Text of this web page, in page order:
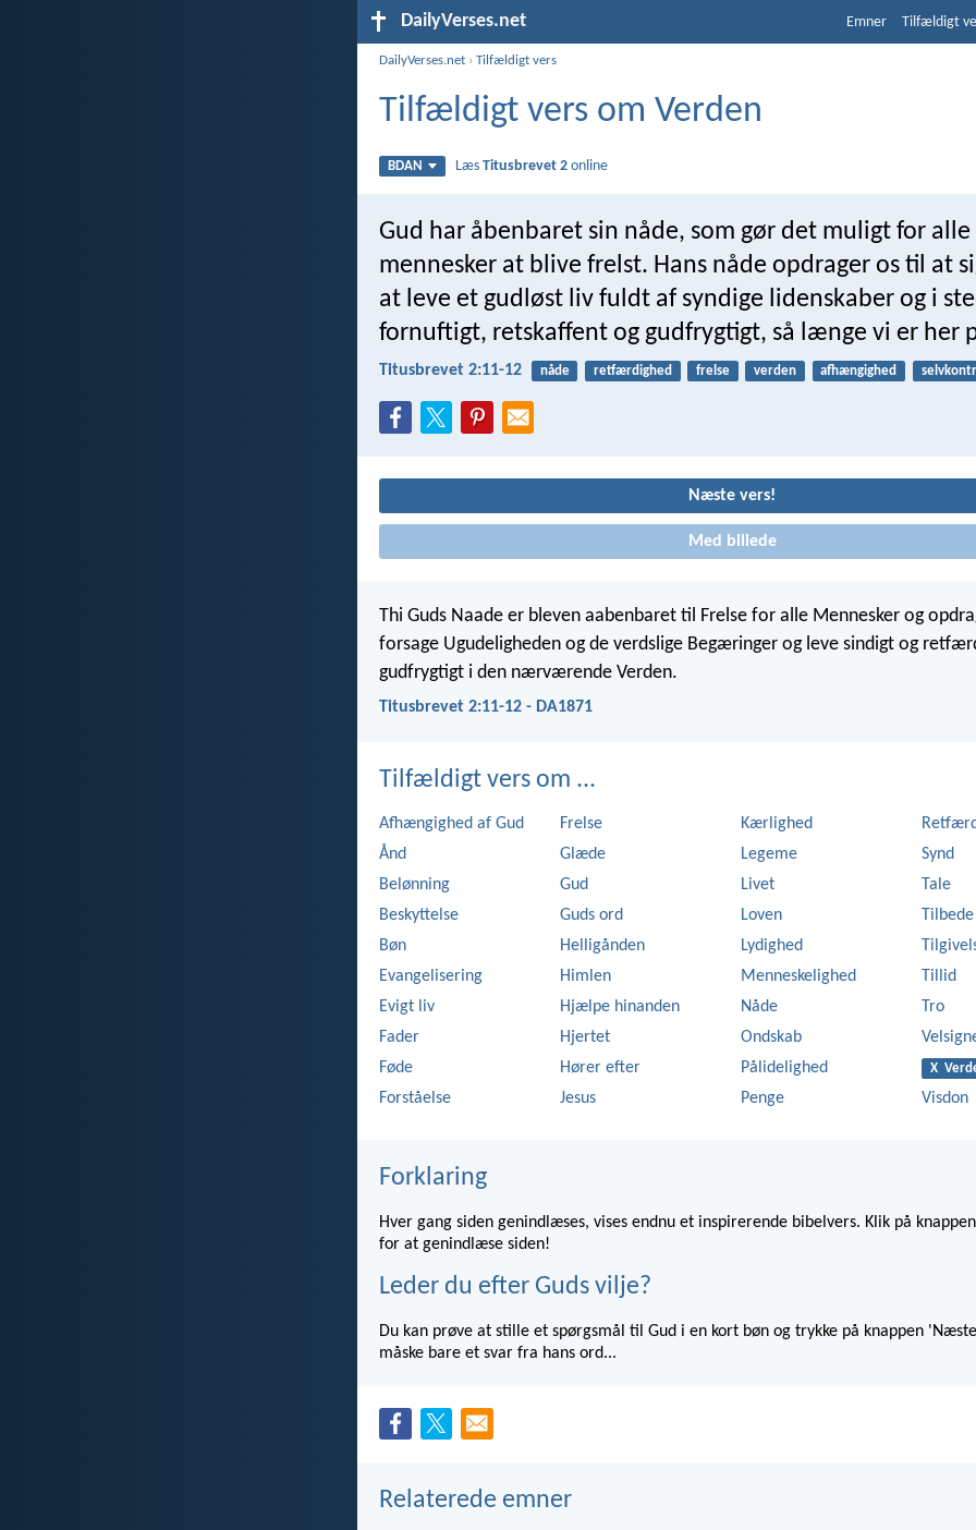
DailyVerses.net Emner Tilfældigt
DailyVerses.net ›Tilfældigt vers
Tilfældigt vers om Verden
BDAN LæsTitusbrevet 2 online
Gud har åbenbaret sin nåde, som gør det muligt for alle
mennesker at blive frelst. Hans nåde opdrager os til at
at leve et gudløst liv fuldt af syndige lidenskaber og i
fornuftigt, retskaffent og gudfrygtigt, så længe vi er her
Titusbrevet 2:11-12 nåde retfærdighed frelse verden afhængighed
Næste vers!
Med billede
Thi Guds Naade er bleven aabenbaret til Frelse for alle Mennesker og
forsage Ugudeligheden og de verdslige Begæringer og leve sindigt og
gudfrygtigt i den nærværende Verden.
Titusbrevet 2:11-12 - DA1871
Tilfældigt vers om ...
Afhængighed af Gud
Ånd
Belønning
Beskyttelse
Bøn
Evangelisering
Evigt liv
Fader
Føde
Forståelse
Frelse
Glæde
Gud
Guds ord
Helligånden
Himlen
Hjælpe hinanden
Hjertet
Hører efter
Jesus
Kærlighed
Legeme
Livet
Loven
Lydighed
Menneskelighed
Nåde
Ondskab
Pålidelighed
Penge
Synd
Tale
Tilbede
Tillid
Tro
X
Visdon
Forklaring
Hver gang siden genindlæses, vises endnu et inspirerende bibelvers. Klik på
for at genindlæse siden!
Leder du efter Guds vilje?
Du kan prøve at stille et spørgsmål til Gud i en kort bøn og trykke på knappen
måske bare et svar fra hans ord...
Relaterede emner